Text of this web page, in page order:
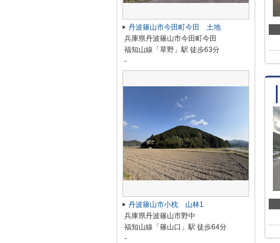
丹波篠山市今田町今田 土地
兵庫県丹波篠山市今田町今田
福知山線「草野」駅 徒歩63分
-
丹波篠山市小枕 山林1
兵庫県丹波篠山市野中
福知山線「篠山口」駅 徒歩64分
-